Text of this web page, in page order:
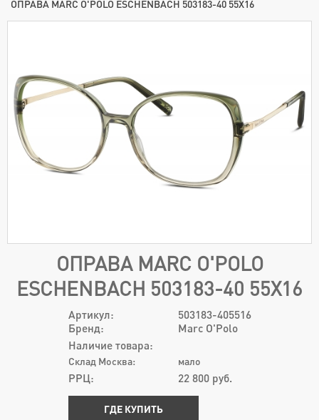
ОПРАВА MARC O'POLO ESCHENBACH 503183-40 55Х16
ОПРАВА MARC O'POLO
ESCHENBACH 503183-40 55Х16
Артикул:
503183-405516
Бренд:
Marc O'Polo
Наличие товара:
Склад Москва: мало
РРЦ: 22 800 руб.
ГДЕ КУПИТЬ